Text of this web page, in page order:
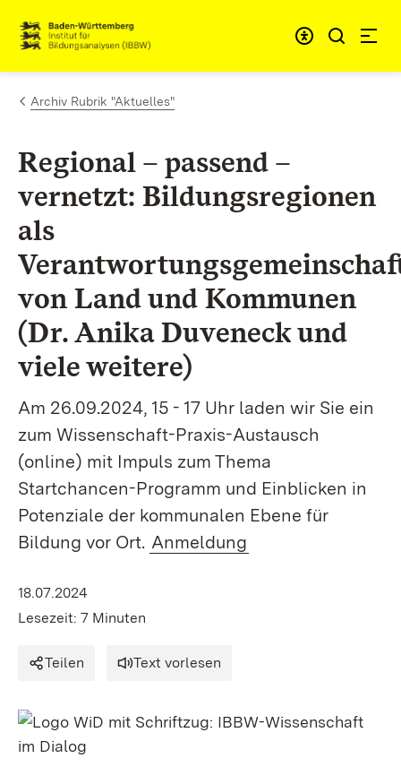
Zum Inhalt springen
Link zur Startseite
Archiv Rubrik "Aktuelles"
Regional – passend –
vernetzt: Bildungsregionen
als
von Land und Kommunen
(Dr. Anika Duveneck und
viele weitere)
Am 26.09.2024, 15 - 17 Uhr laden wir Sie ein
zum Wissenschaft-Praxis-Austausch
(online) mit Impuls zum Thema
Startchancen-Programm und Einblicken in
Potenziale der kommunalen Ebene für
Bildung vor Ort. Anmeldung
18.07.2024
Lesezeit: 7 Minuten
Teilen Text vorlesen